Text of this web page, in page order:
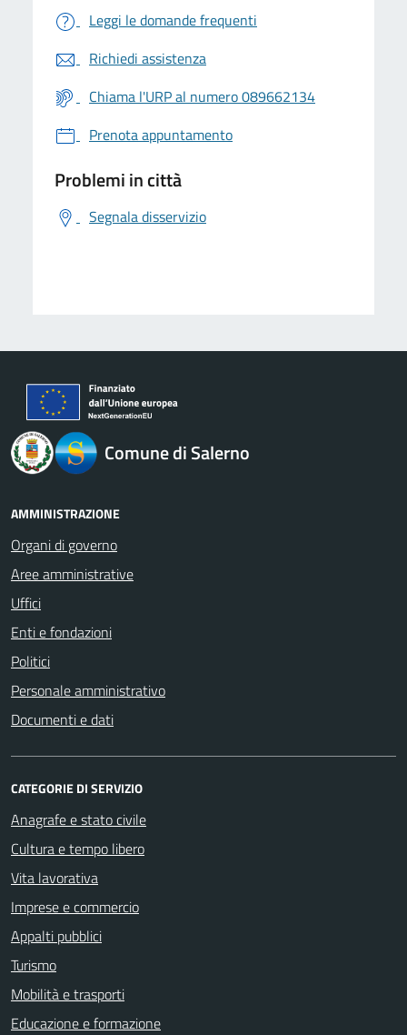
Leggi le domande frequenti
Richiedi assistenza
Chiama l'URP al numero 089662134
Prenota appuntamento
Problemi in città
Segnala disservizio
logo Unione Europea
Comune di Salerno
AMMINISTRAZIONE
Organi di governo
Aree amministrative
Uffici
Enti e fondazioni
Politici
Personale amministrativo
Documenti e dati
CATEGORIE DI SERVIZIO
Anagrafe e stato civile
Cultura e tempo libero
Vita lavorativa
Imprese e commercio
Appalti pubblici
Turismo
Mobilità e trasporti
Educazione e formazione